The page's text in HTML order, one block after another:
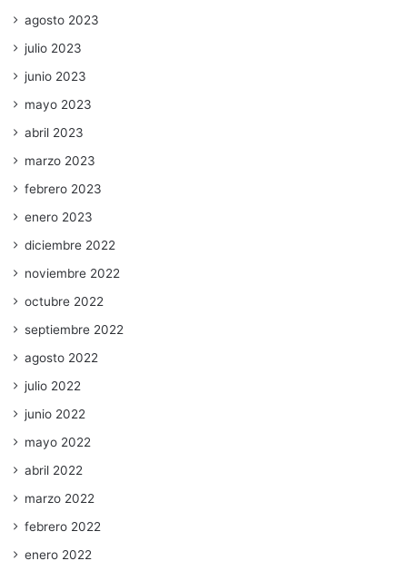
agosto 2023
julio 2023
junio 2023
mayo 2023
abril 2023
marzo 2023
febrero 2023
enero 2023
diciembre 2022
noviembre 2022
octubre 2022
septiembre 2022
agosto 2022
julio 2022
junio 2022
mayo 2022
abril 2022
marzo 2022
febrero 2022
enero 2022